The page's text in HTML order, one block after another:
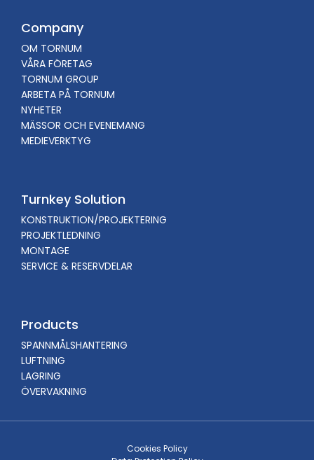
Company
OM TORNUM
VÅRA FÖRETAG
TORNUM GROUP
ARBETA PÅ TORNUM
NYHETER
MÄSSOR OCH EVENEMANG
MEDIEVERKTYG
Turnkey Solution
KONSTRUKTION/PROJEKTERING
PROJEKTLEDNING
MONTAGE
SERVICE & RESERVDELAR
Products
SPANNMÅLSHANTERING
LUFTNING
LAGRING
ÖVERVAKNING
Cookies Policy